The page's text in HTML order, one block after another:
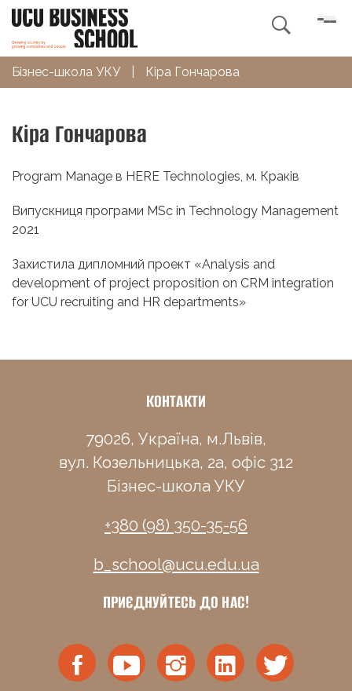

Бізнес-школа УКУ Кіра Гончарова
Кіра Гончарова
Program Manage в HERE Technologies, м. Краків
Випускниця програми MSc in Technology Management
2021
Захистила дипломний проект «Analysis and
development of project proposition on CRM integration
for UCU recruiting and HR departments»
КОНТАКТИ
79026, Україна, м.Львів,
вул. Козельницька, 2а, офіс 312
Бізнес-школа УКУ
+380 (98) 350-35-56
b_school@ucu.edu.ua
ПРИЄДНУЙТЕСЬ ДО НАС!